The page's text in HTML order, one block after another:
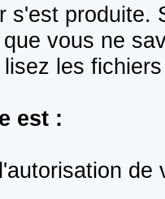
s'est produite.
vous ne
les
est :
de